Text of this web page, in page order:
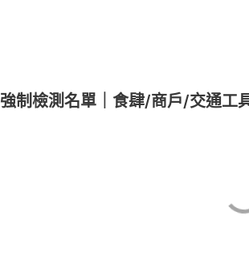
強制檢測名單｜食肆/商戶/交通工